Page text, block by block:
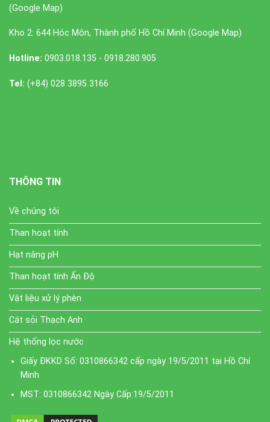
(Google Map)
Kho 2: 644 Hóc Môn, Thành phố Hồ Chí Minh (Google Map)
Hotline: 0903.018.135 - 0918.280.905
Tel: (+84) 028 3895 3166
THÔNG TIN
Về chúng tôi
Than hoạt tính
Hạt nâng pH
Than hoạt tính Ấn Độ
Vật liệu xử lý phèn
Cát sỏi Thạch Anh
Hệ thống lọc nước
Giấy ĐKKD Số: 0310866342 cấp ngày 19/5/2011 tại Hồ Chí
Minh
MST: 0310866342 Ngày Cấp:19/5/2011